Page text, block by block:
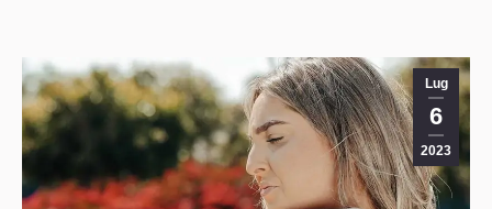
Lug
6
2023